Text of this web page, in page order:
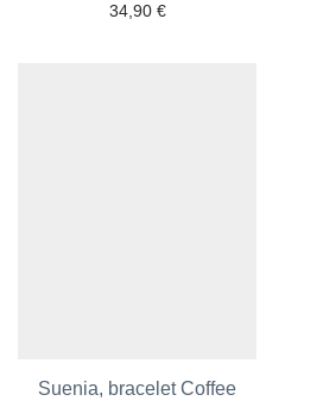
34,90 €
Suenia, bracelet Coffee